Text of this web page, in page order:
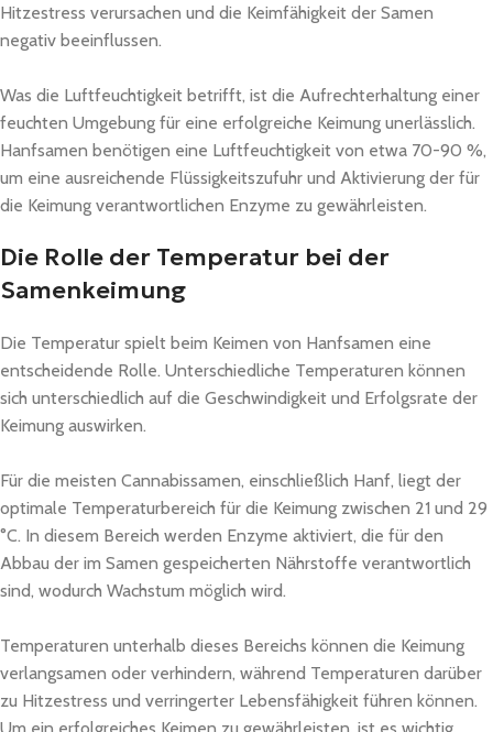
Hitzestress verursachen und die Keimfähigkeit der Samen
negativ beeinflussen.
Was die Luftfeuchtigkeit betrifft, ist die Aufrechterhaltung einer
feuchten Umgebung für eine erfolgreiche Keimung unerlässlich.
Hanfsamen benötigen eine Luftfeuchtigkeit von etwa 70-90 %,
um eine ausreichende Flüssigkeitszufuhr und Aktivierung der für
die Keimung verantwortlichen Enzyme zu gewährleisten.
Die Rolle der Temperatur bei der
Samenkeimung
Die Temperatur spielt beim Keimen von Hanfsamen eine
entscheidende Rolle. Unterschiedliche Temperaturen können
sich unterschiedlich auf die Geschwindigkeit und Erfolgsrate der
Keimung auswirken.
Für die meisten Cannabissamen, einschließlich Hanf, liegt der
optimale Temperaturbereich für die Keimung zwischen 21 und 29
°C. In diesem Bereich werden Enzyme aktiviert, die für den
Abbau der im Samen gespeicherten Nährstoffe verantwortlich
sind, wodurch Wachstum möglich wird.
Temperaturen unterhalb dieses Bereichs können die Keimung
verlangsamen oder verhindern, während Temperaturen darüber
zu Hitzestress und verringerter Lebensfähigkeit führen können.